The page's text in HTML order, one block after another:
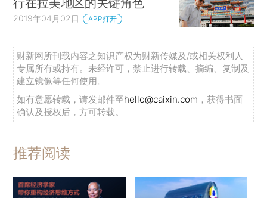
2019年04月02日 APP打开
财新网所刊载内容之知识产权为财新传媒及/或相关权利人
专属所有或持有。未经许可，禁止进行转载、摘编、复制及
建立镜像等任何使用。
如有意愿转载，请发邮件至hello@caixin.com ，获得书面
确认及授权后，方可转载。
推荐阅读